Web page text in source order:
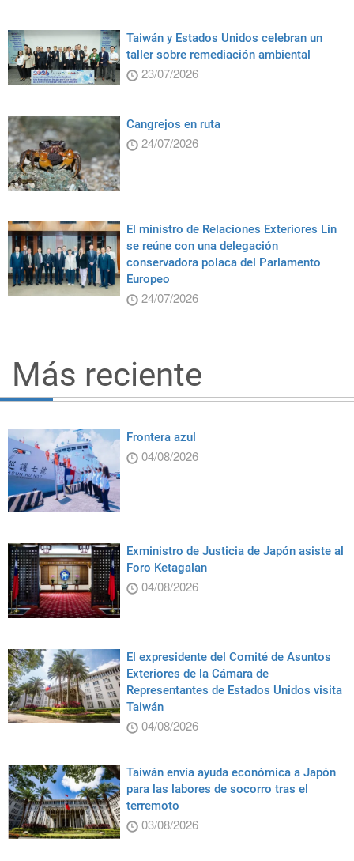
Taiwán y Estados Unidos celebran un
taller sobre remediación ambiental
23/07/2026
Cangrejos en ruta
24/07/2026
El ministro de Relaciones Exteriores Lin
se reúne con una delegación
conservadora polaca del Parlamento
Europeo
24/07/2026
Más reciente
Frontera azul
04/08/2026
Exministro de Justicia de Japón asiste al
Foro Ketagalan
04/08/2026
El expresidente del Comité de Asuntos
Exteriores de la Cámara de
Representantes de Estados Unidos visita
Taiwán
04/08/2026
Taiwán envía ayuda económica a Japón
para las labores de socorro tras el
terremoto
03/08/2026